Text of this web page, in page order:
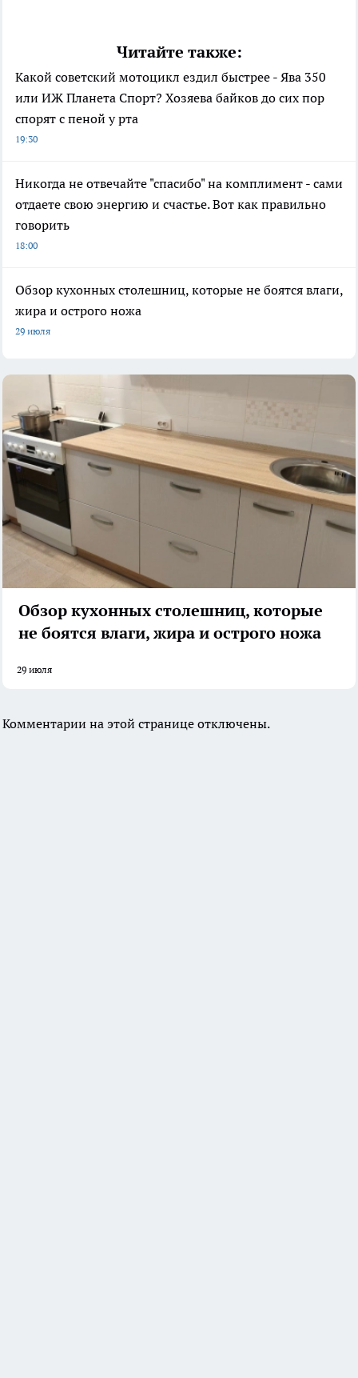
Читайте также:
Какой советский мотоцикл ездил быстрее - Ява 350
или ИЖ Планета Спорт? Хозяева байков до сих пор
спорят с пеной у рта
19:30
Никогда не отвечайте "спасибо" на комплимент - сами
отдаете свою энергию и счастье. Вот как правильно
говорить
18:00
Обзор кухонных столешниц, которые не боятся влаги,
жира и острого ножа
29 июля
Обзор кухонных столешниц, которые
не боятся влаги, жира и острого ножа
29 июля
Комментарии на этой странице отключены.